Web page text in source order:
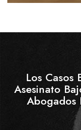
Los Casos
Asesinato
Abogados